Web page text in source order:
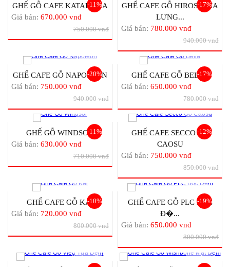
-11%
GHẾ GỖ CAFE KATAKANA
Giá bán: 670.000 vnđ
750.000 vnđ
-17%
GHẾ CAFE GỖ HIROSHIMA
LƯNG...
Giá bán: 780.000 vnđ
940.000 vnđ
-20%
GHẾ CAFE GỖ NAPOLEON
Giá bán: 750.000 vnđ
940.000 vnđ
-17%
GHẾ CAFE GỖ BELLA
Giá bán: 650.000 vnđ
780.000 vnđ
-11%
GHẾ GỖ WINDSOR
Giá bán: 630.000 vnđ
710.000 vnđ
-12%
GHẾ CAFE SECCO GỖ
CAOSU
Giá bán: 750.000 vnđ
850.000 vnđ
-10%
GHẾ CAFE GỖ KAI
Giá bán: 720.000 vnđ
800.000 vnđ
-19%
GHẾ CAFE GỖ PLC BỌC
Đ�...
Giá bán: 650.000 vnđ
800.000 vnđ